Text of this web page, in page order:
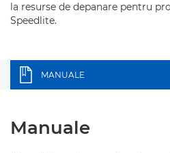
la resurse de depanare pentru
Speedlite.
MANUALE
Manuale